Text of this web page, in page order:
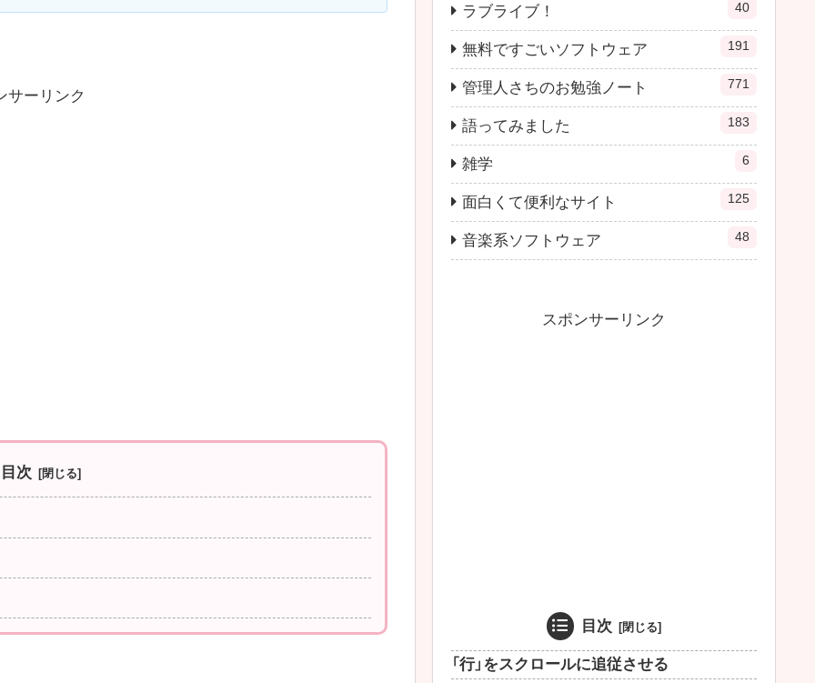
サーリンク
目次
ラブライブ！ 40
無料ですごいソフトウェア 191
管理人さちのお勉強ノート 771
語ってみました 183
雑学 6
面白くて便利なサイト 125
音楽系ソフトウェア 48
スポンサーリンク
目次
「行」をスクロールに追従させる